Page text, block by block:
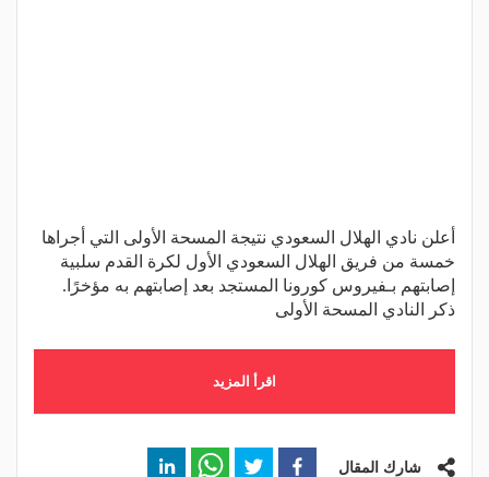
أعلن نادي الهلال السعودي نتيجة المسحة الأولى التي أجراها
خمسة من فريق الهلال السعودي الأول لكرة القدم سلبية
إصابتهم بـفيروس كورونا المستجد بعد إصابتهم به مؤخرًا.
ذكر النادي المسحة الأولى
اقرأ المزيد
شارك المقال